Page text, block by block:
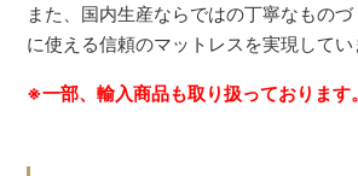
また、国内生産ならではの丁寧なもの
に使える信頼のマットレスを実現してい
※一部、輸入商品も取り扱っております。